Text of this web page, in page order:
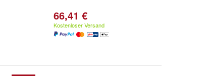
66,41 €
Kostenloser Versand